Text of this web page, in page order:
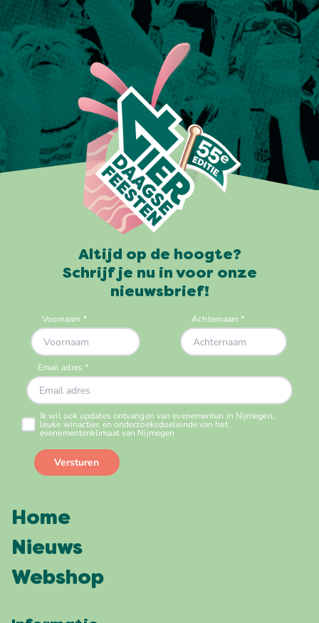
Altijd op de hoogte?
Schrijf je nu in voor onze
nieuwsbrief!
Home
Nieuws
Webshop